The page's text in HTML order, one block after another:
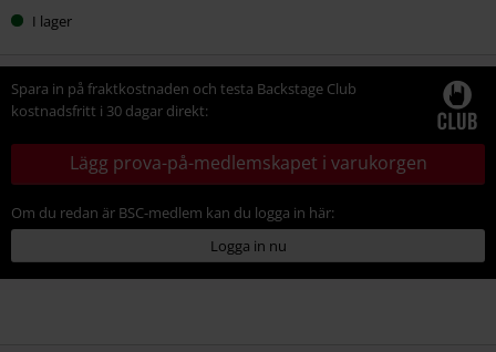
I lager
Spara in på fraktkostnaden och testa Backstage Club
kostnadsfritt i 30 dagar direkt:
Lägg prova-på-medlemskapet i varukorgen
Om du redan är BSC-medlem kan du logga in här:
Logga in nu